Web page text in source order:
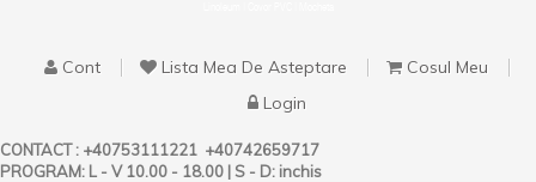
Cont Lista Mea De Asteptare
Cosul Meu
Login
CONTACT : +40753111221 +40742659717
PROGRAM: L - V 10.00 - 18.00 | S - D: inchis